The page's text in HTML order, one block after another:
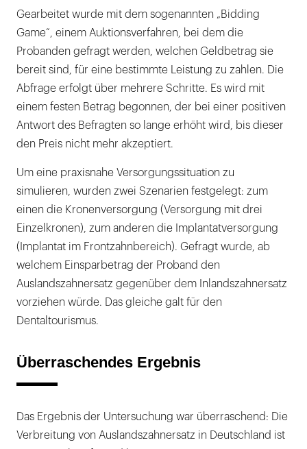
Gearbeitet wurde mit dem sogenannten „Bidding
Game“, einem Auktionsverfahren, bei dem die
Probanden gefragt werden, welchen Geldbetrag sie
bereit sind, für eine bestimmte Leistung zu zahlen. Die
Abfrage erfolgt über mehrere Schritte. Es wird mit
einem festen Betrag begonnen, der bei einer positiven
Antwort des Befragten so lange erhöht wird, bis dieser
den Preis nicht mehr akzeptiert.
Um eine praxisnahe Versorgungssituation zu
simulieren, wurden zwei Szenarien festgelegt: zum
einen die Kronenversorgung (Versorgung mit drei
Einzelkronen), zum anderen die Implantatversorgung
(Implantat im Frontzahnbereich). Gefragt wurde, ab
welchem Einsparbetrag der Proband den
Auslandszahnersatz gegenüber dem Inlandszahnersatz
vorziehen würde. Das gleiche galt für den
Dentaltourismus.
Überraschendes Ergebnis
Das Ergebnis der Untersuchung war überraschend: Die
Verbreitung von Auslandszahnersatz in Deutschland ist